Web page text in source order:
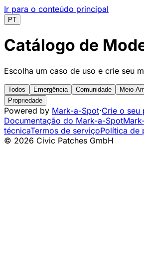
Ir para o conteúdo principal
PT
Catálogo de
Escolha um caso de uso e crie seu
Todos Emergência Comunidade Meio
Propriedade
Powered by Mark-a-Spot·Crie o seu
Documentação do Mark-a-Spot
técnicaTermos de serviçoPolítica de
© 2026 Civic Patches GmbH